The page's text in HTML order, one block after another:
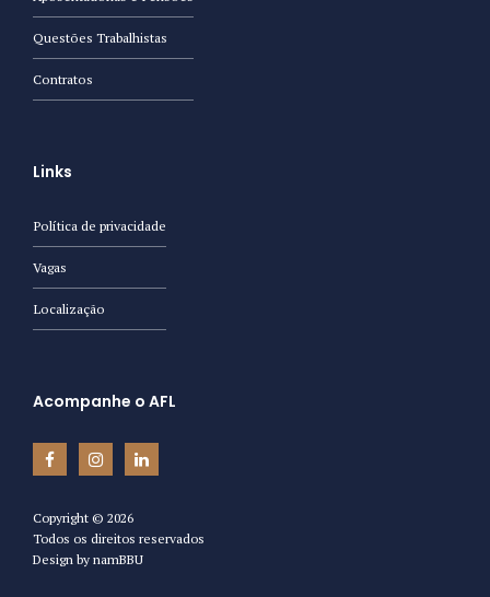
Questões Trabalhistas
Contratos
Links
Política de privacidade
Vagas
Localização
Acompanhe o AFL
Copyright © 2026
Todos os direitos reservados
Design by namBBU